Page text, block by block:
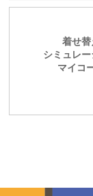
着せ替
シミュレ
マイコ